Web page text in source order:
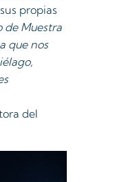
propias
de Muestra
que nos
del